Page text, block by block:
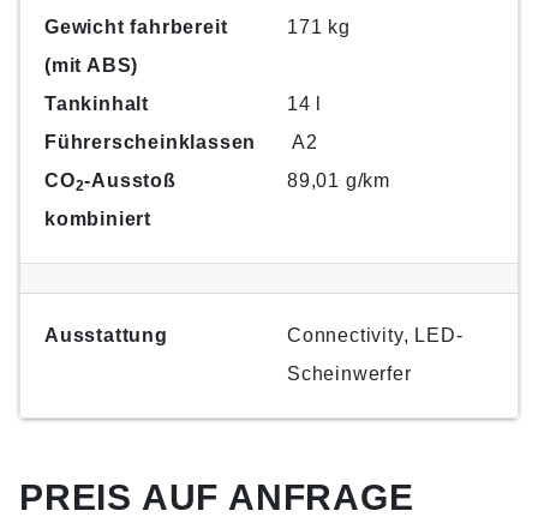
Gewicht fahrbereit
(mit ABS)
171 kg
Tankinhalt
14 l
Führerscheinklassen
A2
CO2-Ausstoß
kombiniert
89,01 g/km
Ausstattung
Connectivity, LED-
Scheinwerfer
PREIS AUF ANFRAGE